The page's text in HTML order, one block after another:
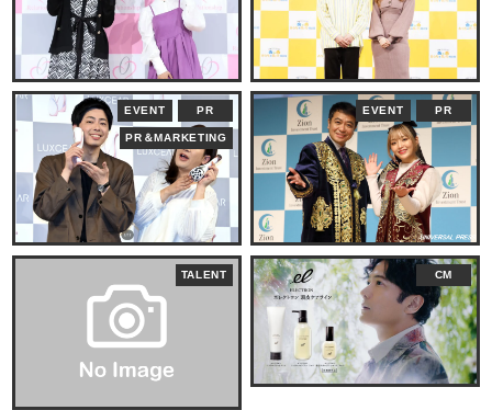
EVENT PR
PR＆MARKETING
EVENT PR
TALENT CM